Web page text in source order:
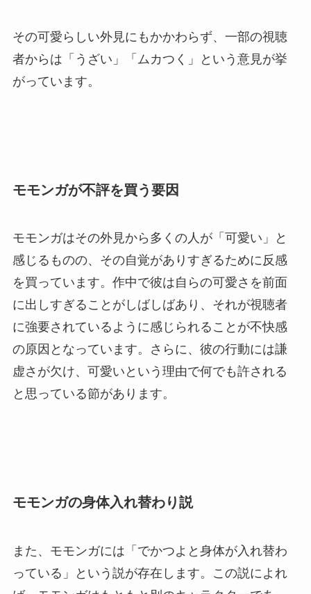
その可愛らしい外見にもかかわらず、一部の視聴
者からは「うざい」「ムカつく」という意見が挙
がっています。
モモンガが不評を買う要因
モモンガはその外見から多くの人が「可愛い」と
感じるものの、その自覚がありすぎるために反感
を買っています。作中で彼は自らの可愛さを前面
に出しすぎることがしばしばあり、それが視聴者
に強要されているように感じられることが不快感
の原因となっています。さらに、彼の行動には謙
虚さが欠け、可愛いという理由で何でも許される
と思っている節があります。
モモンガの身体入れ替わり説
また、モモンガには「でかつよと身体が入れ替わ
っている」という説が存在します。この説によれ